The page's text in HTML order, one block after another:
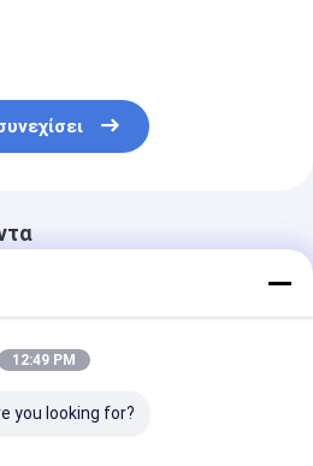
12:49 PM
you looking for?